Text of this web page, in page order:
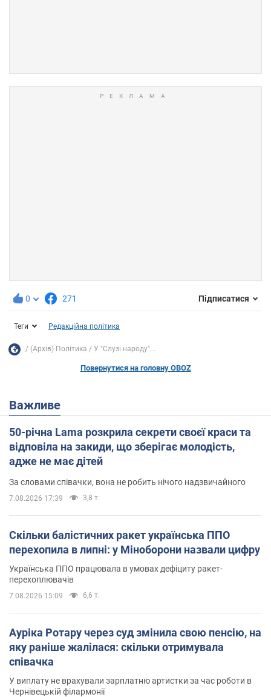
0 271 Підписатися
Теги Редакційна політика
(Архів) Політика У "Слузі народу"...
Повернутися на головну OBOZ
Важливе
50-річна Lama розкрила секрети своєї краси та
відповіла на закиди, що зберігає молодість,
адже не має дітей
За словами співачки, вона не робить нічого надзвичайного
7.08.2026 17:39 3,8 т.
Скільки балістичних ракет українська ППО
перехопила в липні: у Міноборони назвали цифру
Українська ППО працювала в умовах дефіциту ракет-
перехоплювачів
7.08.2026 15:09 6,6 т.
Ауріка Ротару через суд змінила свою пенсію, на
яку раніше жалілася: скільки отримувала
співачка
У виплату не врахували зарплатню артистки за час роботи в
Чернівецькій філармонії